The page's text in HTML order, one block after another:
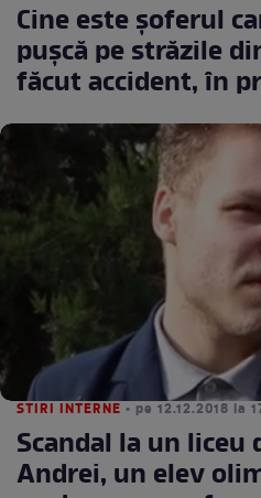
Cine este șoferul
pușcă pe străzile
făcut accident, în
STIRI INTERNE • pe 12.12.2018 la
Scandal la un liceu
Andrei, un elev